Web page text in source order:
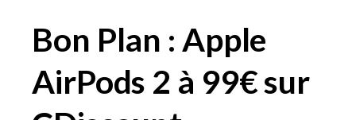
Bon Plan : Apple
AirPods 2 à 99€ sur